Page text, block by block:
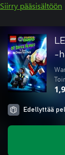
Siirry pääsisältöön
-
Edellyttää